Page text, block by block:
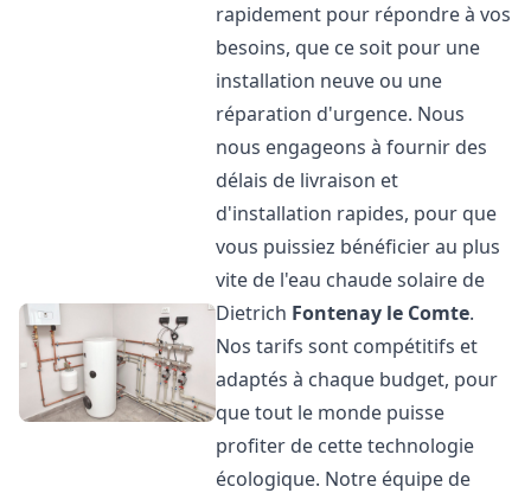
rapidement pour répondre à vos
besoins, que ce soit pour une
installation neuve ou une
réparation d'urgence. Nous
nous engageons à fournir des
délais de livraison et
d'installation rapides, pour que
vous puissiez bénéficier au plus
vite de l'eau chaude solaire de
Dietrich Fontenay le Comte.
Nos tarifs sont compétitifs et
adaptés à chaque budget, pour
que tout le monde puisse
profiter de cette technologie
écologique. Notre équipe de